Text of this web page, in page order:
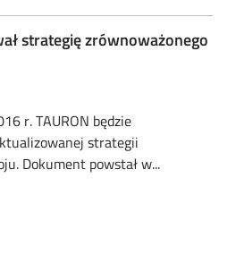
strategię zrównoważonego
r. TAURON będzie
strategii
Dokument powstał w...